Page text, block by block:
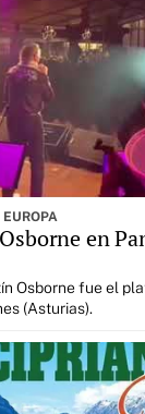
en
Osborne fue el
(Asturias).